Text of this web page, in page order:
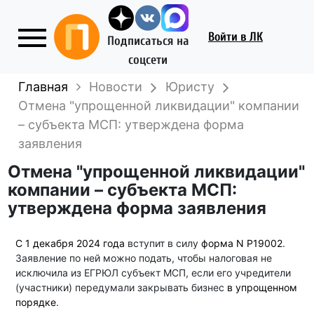
Подписаться на
соцсети
Войти в ЛК
Главная Новости
Юристу
Отмена "упрощенной ликвидации" компании
– субъекта МСП: утверждена форма
заявления
Отмена "упрощенной ликвидации"
компании – субъекта МСП:
утверждена форма заявления
С 1 декабря 2024 года вступит в силу форма N P19002.
Заявление по ней можно подать, чтобы налоговая не
исключила из ЕГРЮЛ субъект МСП, если его учредители
(участники) передумали закрывать бизнес в упрощенном
порядке.